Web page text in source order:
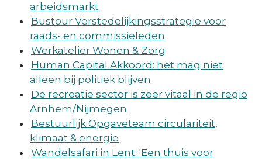
arbeidsmarkt
Bustour Verstedelijkingsstrategie voor
raads- en commissieleden
Werkatelier Wonen & Zorg
Human Capital Akkoord: het mag niet
alleen bij politiek blijven
De recreatie sector is zeer vitaal in de regio
Arnhem/Nijmegen
Bestuurlijk Opgaveteam circulariteit,
klimaat & energie
Wandelsafari in Lent: 'Een thuis voor